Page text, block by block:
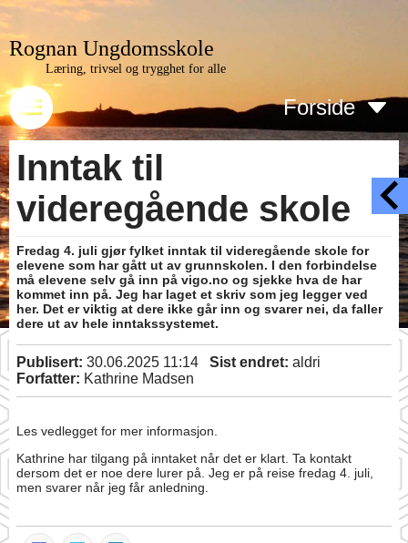
Rognan Ungdomsskole
Læring, trivsel og trygghet for alle
Forside
Inntak til
videregående skole
Fredag 4. juli gjør fylket inntak til videregående skole for
elevene som har gått ut av grunnskolen. I den forbindelse
må elevene selv gå inn på vigo.no og sjekke hva de har
kommet inn på. Jeg har laget et skriv som jeg legger ved
her. Det er viktig at dere ikke går inn og svarer nei, da faller
dere ut av hele inntakssystemet.
Publisert: 30.06.2025 11:14 Sist endret: aldri
Forfatter: Kathrine Madsen
Les vedlegget for mer informasjon.
Kathrine har tilgang på inntaket når det er klart. Ta kontakt
dersom det er noe dere lurer på. Jeg er på reise fredag 4. juli,
men svarer når jeg får anledning.